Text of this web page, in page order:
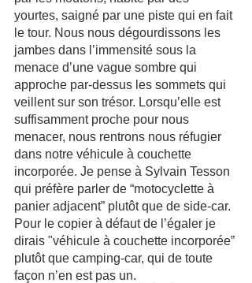
yourtes, saigné par une piste qui en fait
le tour. Nous nous dégourdissons les
jambes dans l’immensité sous la
menace d’une vague sombre qui
approche par-dessus les sommets qui
veillent sur son trésor. Lorsqu’elle est
suffisamment proche pour nous
menacer, nous rentrons nous réfugier
dans notre véhicule à couchette
incorporée. Je pense à Sylvain Tesson
qui préfère parler de “motocyclette à
panier adjacent” plutôt que de side-car.
Pour le copier à défaut de l’égaler je
dirais "véhicule à couchette incorporée”
plutôt que camping-car, qui de toute
façon n’en est pas un.